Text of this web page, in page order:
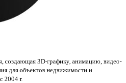
создающая 3D-графику, анимацию, видео-
для объектов недвижимости и
2004 г.